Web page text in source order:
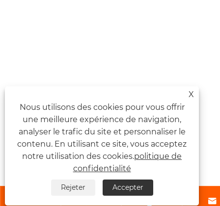

X
Nous utilisons des cookies pour vous offrir
une meilleure expérience de navigation,
analyser le trafic du site et personnaliser le
contenu. En utilisant ce site, vous acceptez
notre utilisation des cookies.politique de
confidentialité
Rejeter Accepter